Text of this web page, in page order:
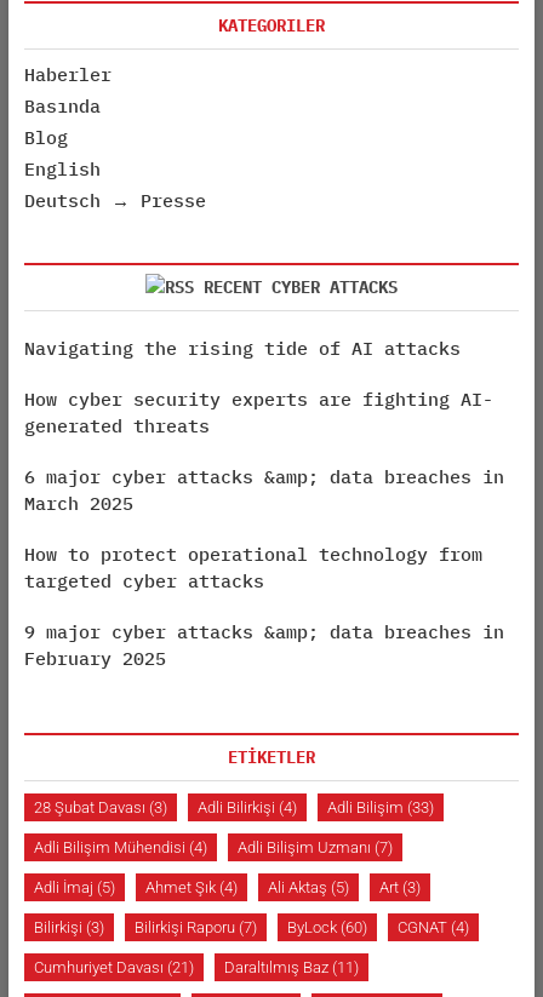
KATEGORILER
Haberler
Basında
Blog
English
Deutsch → Presse
RECENT CYBER ATTACKS
Navigating the rising tide of AI attacks
How cyber security experts are fighting AI-
generated threats
6 major cyber attacks &amp; data breaches in
March 2025
How to protect operational technology from
targeted cyber attacks
9 major cyber attacks &amp; data breaches in
February 2025
ETİKETLER
28 Şubat Davası (3) Adli Bilirkişi (4) Adli Bilişim (33)
Adli Bilişim Mühendisi (4) Adli Bilişim Uzmanı (7)
Adli İmaj (5) Ahmet Şık(4) Ali Aktaş (5) Art(3)
Bilirkişi (3) Bilirkişi Raporu(7) ByLock(60) CGNAT(4)
Cumhuriyet Davası (21) Daraltılmış Baz(11)